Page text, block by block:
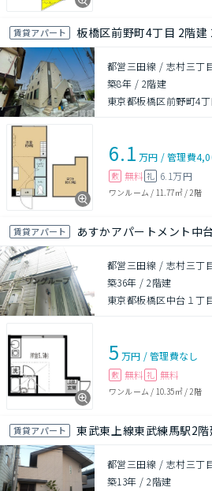
賃貸アパート 板橋区前野町4丁目 2階建
都営三田線 / 志村三丁
築8年 / 2階建
東京都板橋区前野町4丁
6.1 万円 /管理費
敷 無料 礼 6.1万円
ワンルーム / 11.77㎡/ 2階
賃貸アパート あすかアパートメント中
都営三田線 / 志村三丁
築36年 /2階建
東京都板橋区中台１丁
5 万円 /管理費なし
敷 無料 礼 無料
ワンルーム / 10.35㎡/ 2階
賃貸アパート 東武東上線東武練馬駅2
都営三田線 / 志村三丁
築13年 /2階建